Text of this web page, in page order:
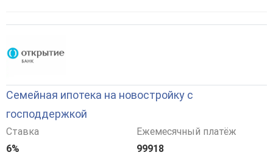
Семейная ипотека на новостройку с
господдержкой
Ставка
6%
Ежемесячный платёж
99918